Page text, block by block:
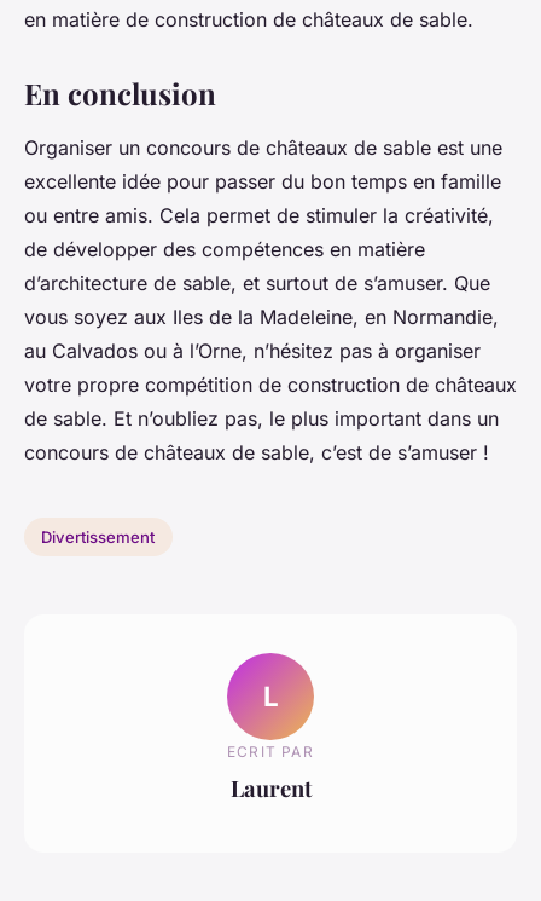
en matière de construction de châteaux de sable.
En conclusion
Organiser un concours de châteaux de sable est une
excellente idée pour passer du bon temps en famille
ou entre amis. Cela permet de stimuler la créativité,
de développer des compétences en matière
d’architecture de sable, et surtout de s’amuser. Que
vous soyez aux Iles de la Madeleine, en Normandie,
au Calvados ou à l’Orne, n’hésitez pas à organiser
votre propre compétition de construction de châteaux
de sable. Et n’oubliez pas, le plus important dans un
concours de châteaux de sable, c’est de s’amuser !
Divertissement
L
ECRIT PAR
Laurent